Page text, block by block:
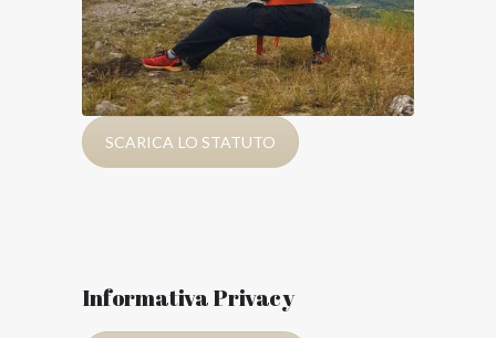
SCARICA LO STATUTO
Informativa Privacy